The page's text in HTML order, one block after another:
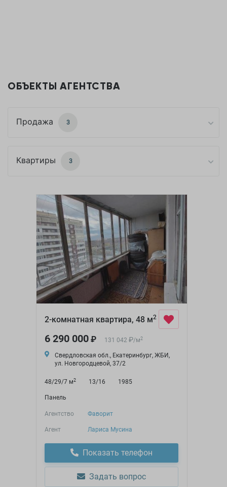
ОБЪЕКТЫ АГЕНТСТВА
Продажа 3
Квартиры 3
2-комнатная квартира, 48 м2
6 290 000₽ 131 042 ₽/м2
Свердловская обл., Екатеринбург, ЖБИ,
ул. Новгородцевой, 37/2
48/29/7 м2 13/16 1985
Панель
Агентство Фаворит
Агент Лариса Мусина
Показать телефон
Задать вопрос